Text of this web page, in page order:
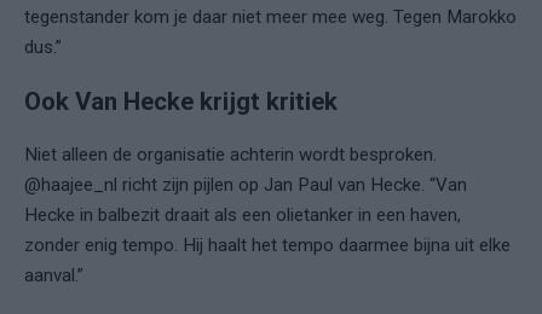
tegenstander kom je daar niet meer mee weg. Tegen Marokko
dus.”
Ook Van Hecke krijgt kritiek
Niet alleen de organisatie achterin wordt besproken.
@haajee_nl richt zijn pijlen op Jan Paul van Hecke. “Van
Hecke in balbezit draait als een olietanker in een haven,
zonder enig tempo. Hij haalt het tempo daarmee bijna uit elke
aanval.”